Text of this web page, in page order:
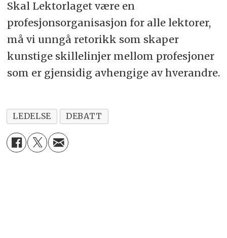
Skal Lektorlaget være en
profesjonsorganisasjon for alle lektorer,
må vi unngå retorikk som skaper
kunstige skillelinjer mellom profesjoner
som er gjensidig avhengige av hverandre.
LEDELSE DEBATT